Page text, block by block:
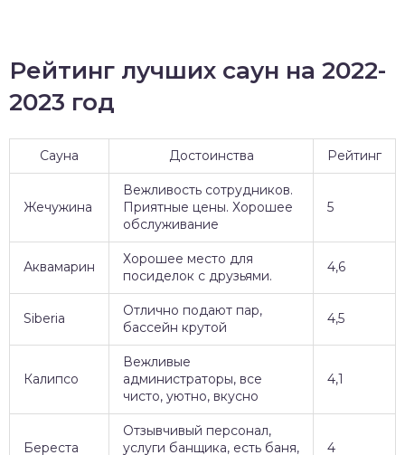
Рейтинг лучших саун на 2022-
2023 год
Сауна Достоинства Рейтинг
Жечужина
Вежливость сотрудников.
Приятные цены. Хорошее
обслуживание
5
Аквамарин
Хорошее место для
посиделок с друзьями.
4,6
Siberia
Отлично подают пар,
бассейн крутой
4,5
Калипсо
Вежливые
администраторы, все
чисто, уютно, вкусно
4,1
Береста
Отзывчивый персонал,
услуги банщика, есть баня,
4